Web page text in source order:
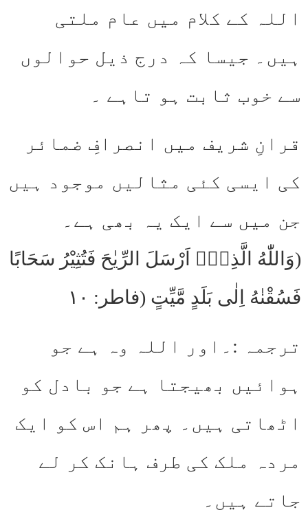
اللہ کے کلام میں عام ملتی
ہیں۔ جیسا کہ درج ذیل حوالوں
سے خوب ثابت ہو تاہے ۔
قرانِ شریف میں انصرافِ ضمائر
کی ایسی کئی مثالیں موجود ہیں
جن میں سے ایک یہ بھی ہے۔
(وَاللّٰهُ الَّذِىْۤ اَرْسَلَ الرِّيٰحَ فَتُثِيْرُ سَحَابًا
فَسُقْنٰهُ اِلٰى بَلَدٍ مَّيِّتٍ (فاطر: ۱۰
ترجمہ :۔اور اللہ وہ ہے جو
ہوائیں بھیجتا ہے جو بادل کو
اٹھاتی ہیں۔ پھر ہم اس کو ایک
مردہ ملک کی طرف ہانک کر لے
جاتے ہیں۔